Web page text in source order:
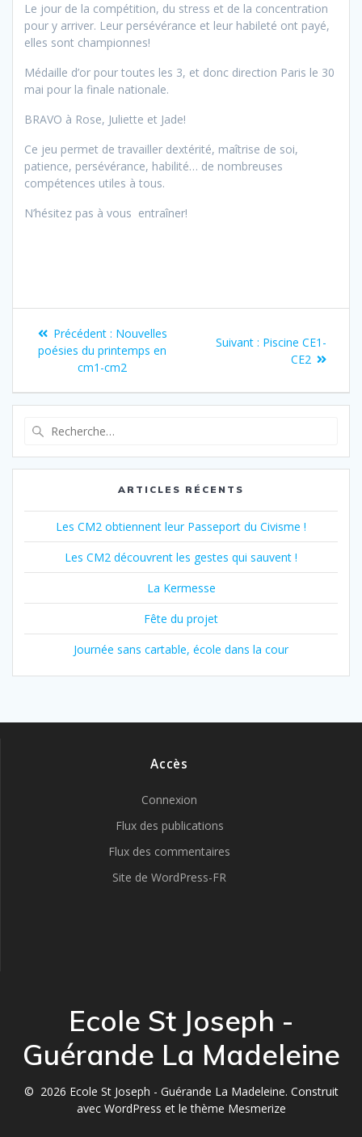
Le jour de la compétition, du stress et de la concentration
pour y arriver. Leur persévérance et leur habileté ont payé,
elles sont championnes!
Médaille d’or pour toutes les 3, et donc direction Paris le 30
mai pour la finale nationale.
BRAVO à Rose, Juliette et Jade!
Ce jeu permet de travailler dextérité, maîtrise de soi,
patience, persévérance, habilité… de nombreuses
compétences utiles à tous.
N’hésitez pas à vous entraîner!
Navigation
de
l’article
Précédent : Article
précédent
:
Nouvelles
poésies du printemps en
cm1-cm2
Suivant : Article
suivant
Piscine CE1-
CE2
:
ARTICLES RÉCENTS
Les CM2 obtiennent leur Passeport du Civisme !
Les CM2 découvrent les gestes qui sauvent !
La Kermesse
Fête du projet
Journée sans cartable, école dans la cour
Accès
Connexion
Flux des publications
Flux des commentaires
Site de WordPress-FR
Ecole St Joseph -
Guérande La Madeleine
© 2026 Ecole St Joseph - Guérande La Madeleine. Construit
avec WordPress et lethème Mesmerize